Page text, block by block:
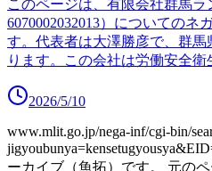
このページは、有限会社群馬
6070002032013）についてのネ
す。代表者は大澤勝彦で、群
ります。この会社は労働安全衛
2026/5/10
www.mlit.go.jp/nega-inf/cgi-bin/
ーカイブ（魚拓）です。
元の